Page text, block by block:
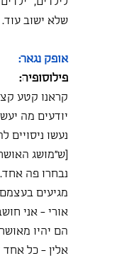
שלא ישוב עוד.
אופק נגאר:
פילוסופיה:
קראנו קטע
יודעים מה
נעשו
[ש״מושג
נבחרו פה
מגיעים
אורי - אני
הם יהיו
אלין - כל